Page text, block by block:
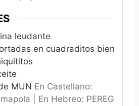
leudante
en cuadraditos bien
MUN En Castellano:
| En Hebreo: PEREG